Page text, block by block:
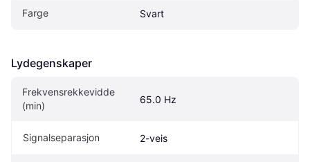
Farge Svart
Lydegenskaper
Frekvensrekkevidde
(min)
65.0 Hz
Signalseparasjon 2-veis